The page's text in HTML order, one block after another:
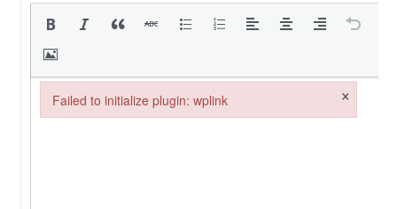
Failed to initialize plugin: wplink ×
Failed to initialize plugin: wplink